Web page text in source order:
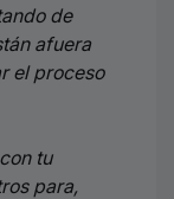
de
afuera
el proceso
tu
para,